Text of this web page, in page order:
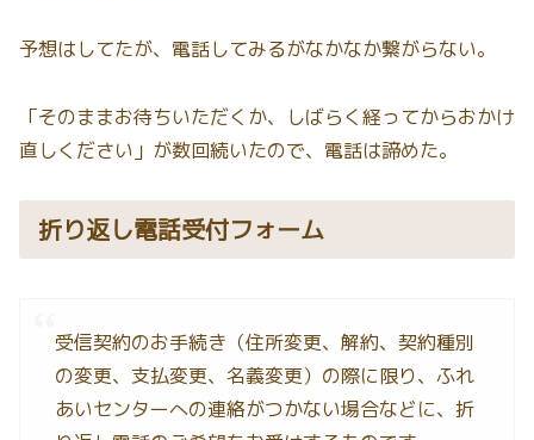
予想はしてたが、電話してみるがなかなか繋がらない。
「そのままお待ちいただくか、しばらく経ってからおかけ
直しください」が数回続いたので、電話は諦めた。
折り返し電話受付フォーム
受信契約のお手続き（住所変更、解約、契約種別
の変更、支払変更、名義変更）の際に限り、ふれ
あいセンターへの連絡がつかない場合などに、折